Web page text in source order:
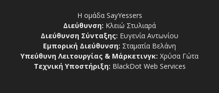
Η ομάδα SayYessers
Διεύθυνση: Κλειώ Στυλιαρά
Διεύθυνση Σύνταξης: Ευγενία Αντωνίου
Εμπορική Διεύθυνση: Σταματία Βελάνη
Υπεύθυνη Λειτουργίας & Μάρκετινγκ: Χρύσα Γώτα
Τεχνική Υποστήριξη: BlackDot Web Services